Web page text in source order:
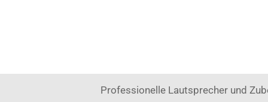
Professionelle Lautsprecher und